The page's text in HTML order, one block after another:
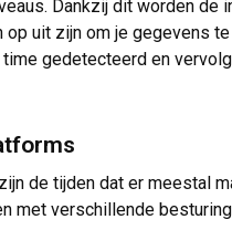
Dankzij dit worden de
op uit zijn om je gegevens
gedetecteerd en
de tijden dat er meestal
met verschillende